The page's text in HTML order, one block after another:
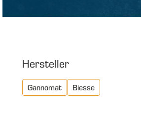
Hersteller
Gannomat Biesse